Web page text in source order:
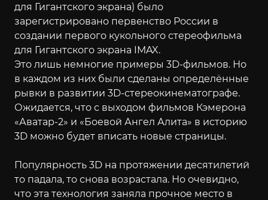
для Гигантского экрана) было
зарегистрировано первенство России в
создании первого кукольного стереофильма
для Гигантского экрана IMAX.
Это лишь немногие примеры 3D-фильмов. Но
в каждом из них были сделаны определённые
рывки в развитии 3D-стереокинематографе.
Ожидается, что с выходом фильмов Кэмерона
«Аватар-2» и «Боевой Ангел Алита» в историю
3D можно будет вписать новые страницы.
Популярность 3D на протяжении десятилетий
то падала, то снова возрастала. Но очевидно,
что эта технология заняла прочное место в